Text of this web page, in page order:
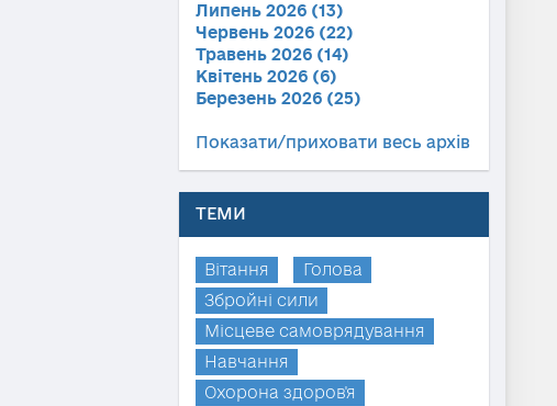
Липень 2026 (13)
Червень 2026 (22)
Травень 2026 (14)
Квітень 2026 (6)
Березень 2026 (25)
Показати/приховати весь архів
ТЕМИ
Вітання
Голова
Збройні сили
Місцеве самоврядування
Навчання
Охорона здоров'я